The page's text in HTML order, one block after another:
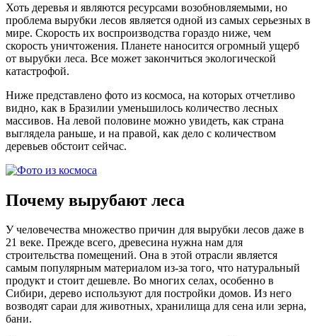
Хоть деревья и являются ресурсами возобновляемыми, но
проблема вырубки лесов является одной из самых серьезных в
мире. Скорость их воспроизводства гораздо ниже, чем
скорость уничтожения. Планете наносится огромный ущерб
от вырубки леса. Все может закончиться экологической
катастрофой.
Ниже представлено фото из космоса, на которых отчетливо
видно, как в Бразилии уменьшилось количество лесных
массивов. На левой половине можно увидеть, как страна
выглядела раньше, и на правой, как дело с количеством
деревьев обстоит сейчас.
Почему вырубают леса
У человечества множество причин для вырубки лесов даже в
21 веке. Прежде всего, древесина нужна нам для
строительства помещений. Она в этой отрасли является
самым популярным материалом из-за того, что натуральный
продукт и стоит дешевле. Во многих селах, особенно в
Сибири, дерево используют для постройки домов. Из него
возводят сараи для животных, хранилища для сена или зерна,
бани.